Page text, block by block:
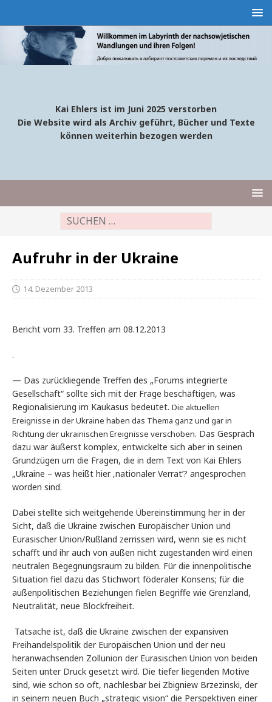
Kai Ehlers ist im Juni 2025 verstorben
Die Website wird als Archiv geführt, Bücher und Texte
können weiterhin bezogen werden
Aufruhr in der Ukraine
14. Dezember 2013
Bericht vom 33. Treffen am 08.12.2013
.
— Das zurückliegende Treffen des „Forums integrierte
Gesellschaft“ sollte sich mit der Frage beschäftigen, was
Regionalisierung im Kaukasus bedeutet. Die aktuellen
Ereignisse in der Ukraine haben das Thema ganz und gar in
Richtung der ukrainischen Ereignisse verschoben. Das Gespräch
dazu war äußerst komplex, entwickelte sich aber in seinen
Grundzügen um die Fragen, die in dem Text von Kai Ehlers
„Ukraine – was heißt hier ‚nationaler Verrat’? angesprochen
worden sind.
Dabei stellte sich weitgehende Übereinstimmung her in der
Sicht, daß die Ukraine zwischen Europäischer Union und
Eurasischer Union/Rußland zerrissen wird, wenn sie es nicht
schafft und ihr auch von außen nicht zugestanden wird einen
neutralen Begegnungsraum zu bilden. Für die innenpolitische
Situation fiel dazu das Stichwort föderaler Konsens; für die
außenpolitischen Beziehungen fielen Begriffe wie Grenzland,
Neutralität, neue Blockfreiheit.
Tatsache ist, daß die Ukraine zwischen der expansiven
Freihandelspolitik der Europäischen Union und der neu
heranwachsenden Zollunion der Eurasischen Union von beiden
Seiten unter Druck gesetzt wird. Die tiefer liegenden Motive
sind, wie schon so oft, nachlesbar bei Zbigniew Brzezinski, der
in seinem neuen Buch „strategic vision“ die Perspektiven einer